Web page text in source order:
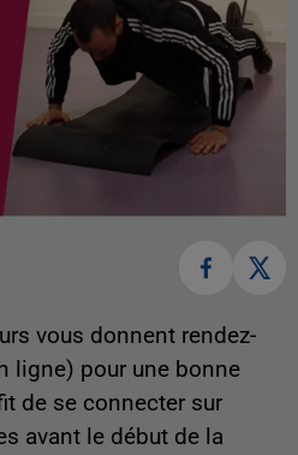
vous donnent rendez-
ligne) pour une bonne
de se connecter sur
avant le début de la